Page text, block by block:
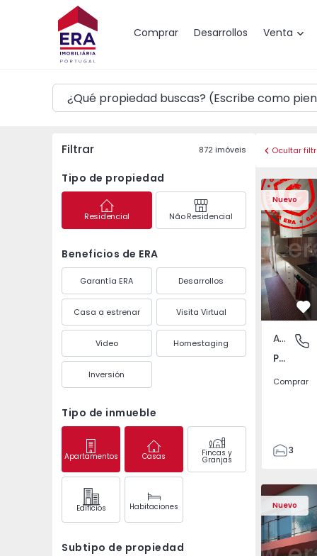
Comprar Desarrollos Venta
Mapa
Filtrar 872imóveis
Tipo de propiedad
Residencial Não Residencial
Beneficios de ERA
Garantía ERA Desarrollos
Casa a estrenar Visita Virtual
Video Homestaging
Inversión
Tipo de inmueble
Apartamentos Casas Fincas y
Granjas
Edifícios Habitaciones
Subtipo de propiedad
Ocultar
Nuevo
Apartamento T3
Apartamento
Pedrouços, Porto
Comprar
3
105
122
1
-1
Nuevo